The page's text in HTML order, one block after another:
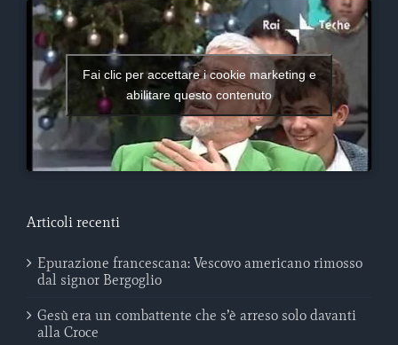
Fai clic per accettare i cookie marketing e
abilitare questo contenuto
Articoli recenti
Epurazione francescana: Vescovo americano rimosso
dal signor Bergoglio
Gesù era un combattente che s’è arreso solo davanti
alla Croce